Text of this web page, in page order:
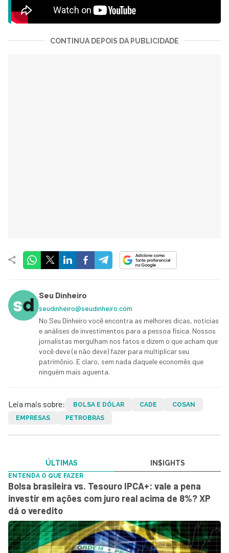
CONTINUA DEPOIS DA PUBLICIDADE
Seu Dinheiro
seudinheiro@seudinheiro.com
No Seu Dinheiro você encontra as melhores dicas, notícias
e análises de investimentos para a pessoa física. Nossos
jornalistas mergulham nos fatos e dizem o que acham que
você deve (e não deve) fazer para multiplicar seu
patrimônio. E claro, sem nada daquele economês que
ninguém mais aguenta.
Leia mais sobre: BOLSA E DÓLAR CADE
COSAN
EMPRESAS
PETROBRAS
ÚLTIMAS IN$IGHTS
ENTENDA O QUE FAZER
Bolsa brasileira vs. Tesouro IPCA+: vale a pena
investir em ações com juro real acima de 8%? XP
dá o veredito